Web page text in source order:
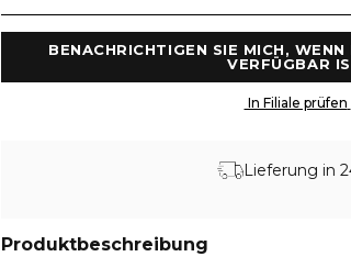
BENACHRICHTIGEN SIE MICH,
Lieferung in
Produktbeschreibung